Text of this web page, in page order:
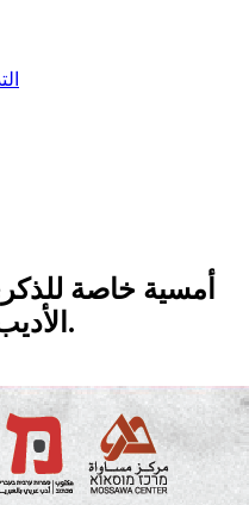
أمسية خاصة
الأديب والناشط سلمان ناطور.